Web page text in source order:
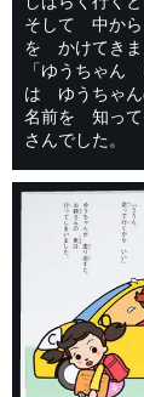
そして 中か
を かけてきま
「ゆうちゃ
は ゆうちゃ
名前を 知っ
さんでした。